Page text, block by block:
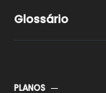
Glossário
PLANOS